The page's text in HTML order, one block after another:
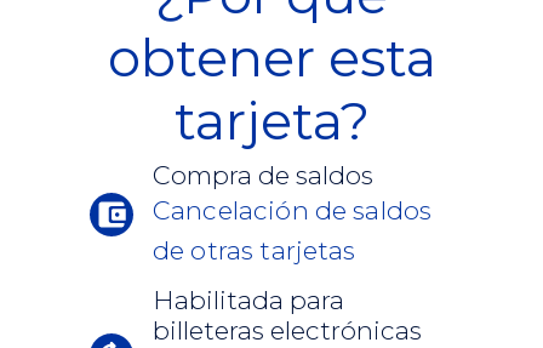
obtener esta
tarjeta?
Compra de saldos
Cancelación de saldos
de otras tarjetas
Habilitada para
billeteras electrónicas